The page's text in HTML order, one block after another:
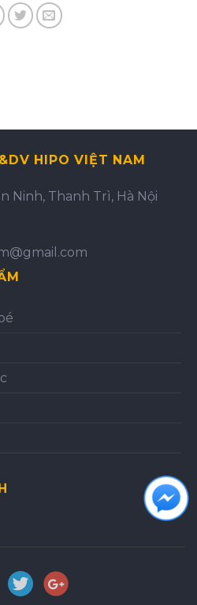
HIPO VIỆT NAM
Ninh, Thanh Trì, Hà Nội